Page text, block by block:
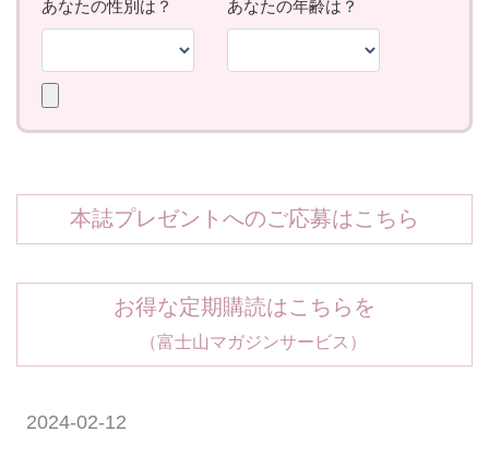
本誌プレゼントへのご応募はこちら
お得な定期購読はこちらを
（富士山マガジンサービス）
2024-02-12